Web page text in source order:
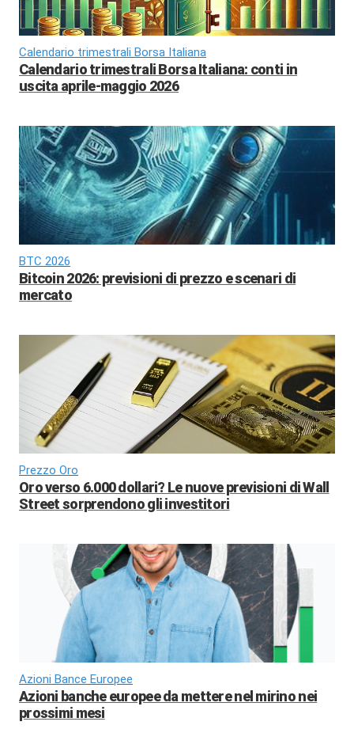
Calendario trimestrali Borsa Italiana
Calendario trimestrali Borsa Italiana: conti in
uscita aprile-maggio 2026
BTC 2026
Bitcoin 2026: previsioni di prezzo e scenari di
mercato
Prezzo Oro
Oro verso 6.000 dollari? Le nuove previsioni di Wall
Street sorprendono gli investitori
Azioni Bance Europee
Azioni banche europee da mettere nel mirino nei
prossimi mesi